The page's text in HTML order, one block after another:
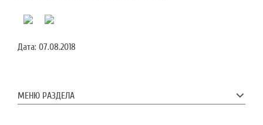
Дата: 07.08.2018
МЕНЮ РАЗДЕЛА